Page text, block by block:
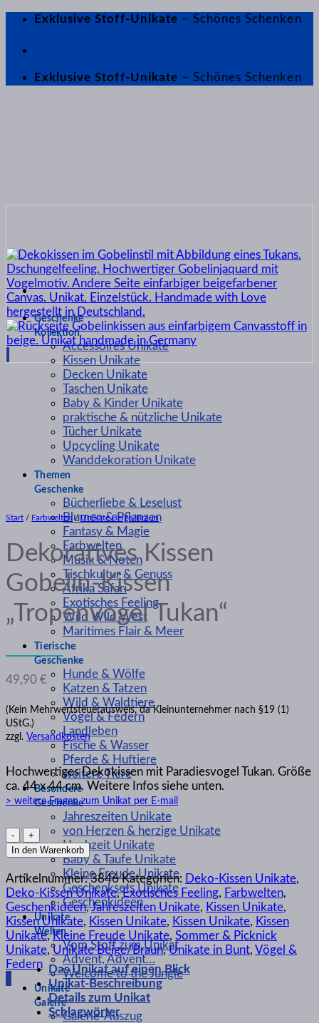
Zum
springen
Exklusive Stoff-Unikate – Schönes Schenken
Exklusive Stoff-Unikate – Schönes Schenken
Geschenke
Kollektion
Accessoires Unikate
Kissen Unikate
Decken Unikate
Taschen Unikate
Baby & Kinder Unikate
praktische & nützliche Unikate
Tücher Unikate
Upcycling Unikate
Wanddekoration Unikate
Themen
Geschenke
Bücherliebe & Leselust
Blumen & Pflanzen
Fantasy & Magie
Farbwelten
Musik & Noten
Tischkultur & Genuss
Afrika Safari
Exotisches Feeling
Wild Wild West
Maritimes Flair & Meer
Tierische
Geschenke
Hunde & Wölfe
Katzen & Tatzen
Wild & Waldtiere
Vögel & Federn
Landleben
Fische & Wasser
Pferde & Huftiere
weitere Tiere
Besondere
Geschenke
Jahreszeiten Unikate
von Herzen & herzige Unikate
Hochzeit Unikate
Baby & Taufe Unikate
Kleine Freude Unikate
Geschenksets Unikate
Geschenkideen
Unikate
Welten
Vom Stoff zum Unikat
Advent, Advent…
Welcome to the Jungle
Unikate
Galerie
Galerie-Auszug
Start / Farbwelten / Unikate Beige/Braun
Dekoratives Kissen
Gobelin-Kissen
„Tropenvogel Tukan“
49,90 €
(Kein Mehrwertsteuerausweis, da Kleinunternehmer nach §19 (1)
UStG.)
zzgl. Versandkosten
Hochwertiges Dekokissen mit Paradiesvogel Tukan. Größe
ca. 44 x 44 cm. Weitere Infos siehe unten.
> weitere Fragen zum Unikat per E-mail
Dekoratives
Kissen
Gobelin-
Kissen
„Tropenvogel
Tukan"
Menge
In den Warenkorb
Artikelnummer:3846 Kategorien: Deko-Kissen Unikate,
Deko-Kissen Unikate,Exotisches Feeling, Farbwelten,
Geschenkideen,Jahreszeiten Unikate, Kissen Unikate,
Kissen Unikate, Kissen Unikate, Kissen Unikate, Kissen
Unikate,Kleine Freude Unikate, Sommer & Picknick
Unikate,Unikate Beige/Braun,Unikate in Bunt, Vögel &
Federn
Das Unikat auf einen Blick
Unikat-Beschreibung
Details zum Unikat
Schlagwörter